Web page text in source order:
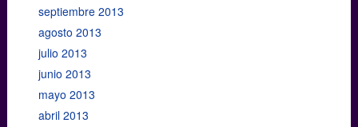
septiembre 2013
agosto 2013
julio 2013
junio 2013
mayo 2013
abril 2013